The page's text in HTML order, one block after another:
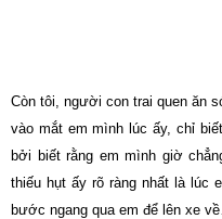
Còn tôi, người con trai quen ăn
vào mắt em mình lúc ấy, chỉ
bởi biết rằng em mình giờ
thiếu hụt ấy rõ ràng nhất là lúc
bước ngang qua em để lên xe